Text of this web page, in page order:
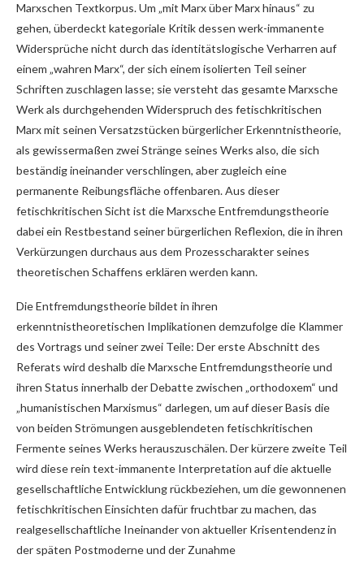
Marxschen Textkorpus. Um „mit Marx über Marx hinaus“ zu
gehen, überdeckt kategoriale Kritik dessen werk-immanente
Widersprüche nicht durch das identitätslogische Verharren auf
einem „wahren Marx“, der sich einem isolierten Teil seiner
Schriften zuschlagen lasse; sie versteht das gesamte Marxsche
Werk als durchgehenden Widerspruch des fetischkritischen
Marx mit seinen Versatzstücken bürgerlicher Erkenntnistheorie,
als gewissermaßen zwei Stränge seines Werks also, die sich
beständig ineinander verschlingen, aber zugleich eine
permanente Reibungsfläche offenbaren. Aus dieser
fetischkritischen Sicht ist die Marxsche Entfremdungstheorie
dabei ein Restbestand seiner bürgerlichen Reflexion, die in ihren
Verkürzungen durchaus aus dem Prozesscharakter seines
theoretischen Schaffens erklären werden kann.
Die Entfremdungstheorie bildet in ihren
erkenntnistheoretischen Implikationen demzufolge die Klammer
des Vortrags und seiner zwei Teile: Der erste Abschnitt des
Referats wird deshalb die Marxsche Entfremdungstheorie und
ihren Status innerhalb der Debatte zwischen „orthodoxem“ und
„humanistischen Marxismus“ darlegen, um auf dieser Basis die
von beiden Strömungen ausgeblendeten fetischkritischen
Fermente seines Werks herauszuschälen. Der kürzere zweite Teil
wird diese rein text-immanente Interpretation auf die aktuelle
gesellschaftliche Entwicklung rückbeziehen, um die gewonnenen
fetischkritischen Einsichten dafür fruchtbar zu machen, das
realgesellschaftliche Ineinander von aktueller Krisentendenz in
der späten Postmoderne und der Zunahme